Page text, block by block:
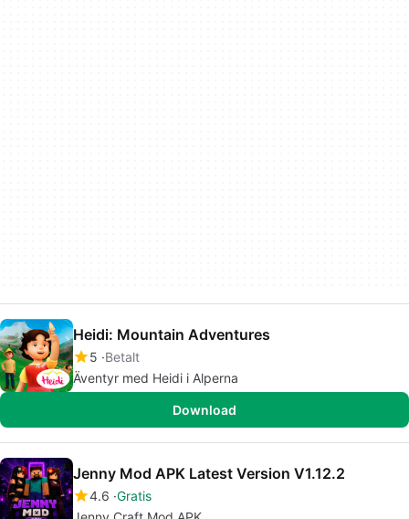
Heidi: Mountain Adventures
5 Betalt
Äventyr med Heidi i Alperna
Download
Jenny Mod APK Latest Version V1.12.2
4.6 Gratis